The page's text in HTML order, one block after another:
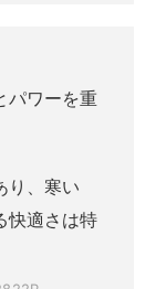
パワーを重
り、寒い
快適さは特